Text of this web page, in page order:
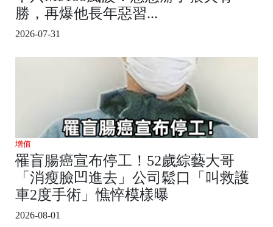
勝，再爆他長年惡習...
2026-07-31
增值
罹盲腸癌宣布停工！52歲綜藝大哥
「消瘦臉凹進去」公司鬆口「叫救護
車2度手術」憔悴模樣曝
2026-08-01